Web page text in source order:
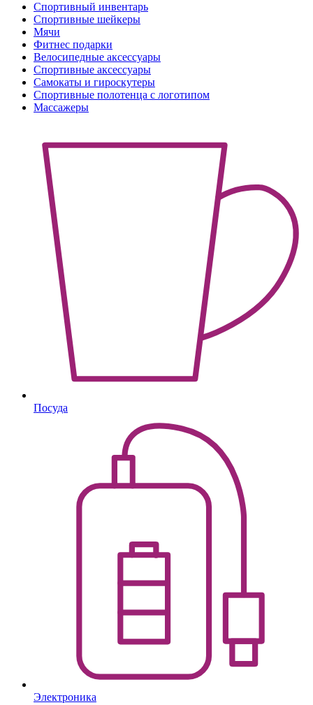
Спортивный инвентарь
Спортивные шейкеры
Мячи
Фитнес подарки
Велосипедные аксессуары
Спортивные аксессуары
Самокаты и гироскутеры
Спортивные полотенца с логотипом
Массажеры
Посуда
Электроника